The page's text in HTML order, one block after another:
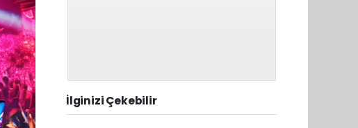
İlginizi Çekebilir